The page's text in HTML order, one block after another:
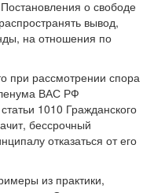
о свободе
вывод,
на отношения по
при рассмотрении спора
ВАС РФ
1010 Гражданского
бессрочный
отказаться от его
из практики,